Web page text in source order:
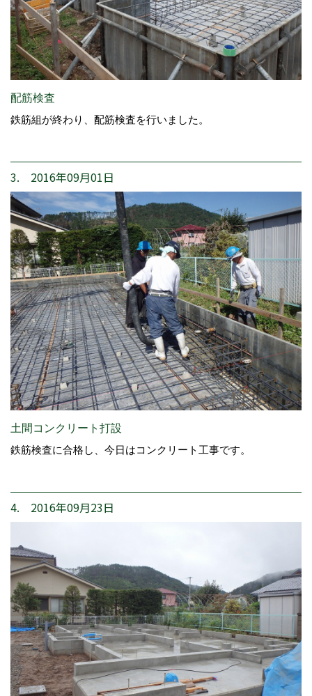
配筋検査
鉄筋組が終わり、配筋検査を行いました。
3. 2016年09月01日
土間コンクリート打設
鉄筋検査に合格し、今日はコンクリート工事です。
4. 2016年09月23日